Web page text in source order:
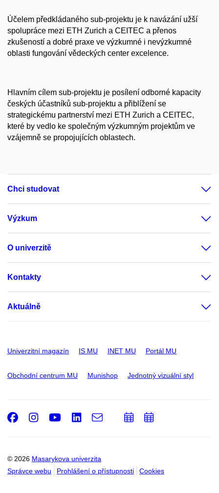
Účelem předkládaného sub-projektu je k navázání užší
spolupráce mezi ETH Zurich a CEITEC a přenos
zkušeností a dobré praxe ve výzkumné i nevýzkumné
oblasti fungování vědeckých center excelence.
Hlavním cílem sub-projektu je posílení odborné kapacity
českých účastníků sub-projektu a přiblížení se
strategickému partnerství mezi ETH Zurich a CEITEC,
které by vedlo ke společným výzkumným projektům ve
vzájemně se propojujících oblastech.
Chci studovat
Výzkum
O univerzitě
Kontakty
Aktuálně
Univerzitní magazín IS MU INET MU Portál MU
Obchodní centrum MU Munishop Jednotný vizuální styl
© 2026 Masarykova univerzita
Správce webu
Prohlášení o přístupnosti Cookies
Facebook
Instagram
Youtube
LinkedIn
e-
PřidatPřidat